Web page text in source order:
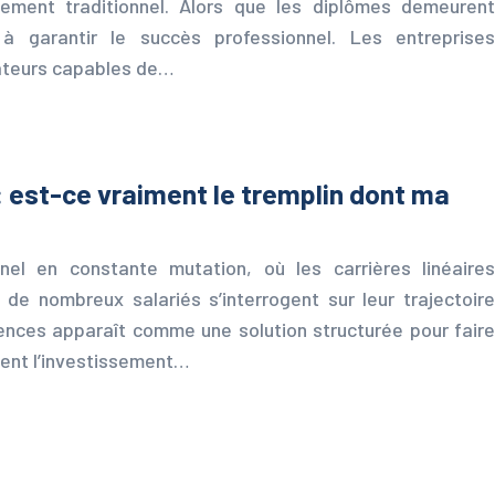
traditionnel. Alors que les diplômes demeurent
garantir le succès professionnel. Les entreprises
capables de…
est-ce vraiment le tremplin dont ma
en constante mutation, où les carrières linéaires
nombreux salariés s’interrogent sur leur trajectoire
apparaît comme une solution structurée pour faire
l’investissement…